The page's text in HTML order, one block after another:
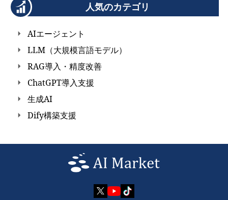
人気のカテゴリ
AIエージェント
LLM（大規模言語モデル）
RAG導入・精度改善
ChatGPT導入支援
生成AI
Dify構築支援